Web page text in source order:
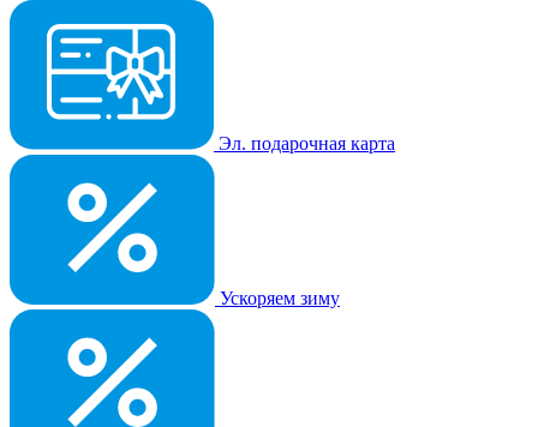
Эл. подарочная карта
Ускоряем зиму